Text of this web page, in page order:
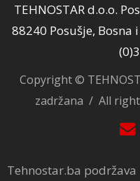
TEHNOSTAR d.o.o.
88240 Posušje, Bosna
Copyright ©
zadržana / All
Tehnostar.ba